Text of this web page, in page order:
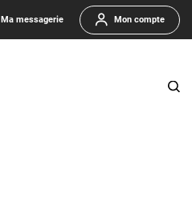
Ma messagerie Mon compte